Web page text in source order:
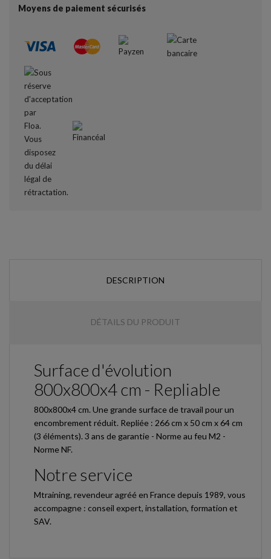
Moyens de paiement sécurisés
DESCRIPTION
DÉTAILS DU PRODUIT
Surface d'évolution
800x800x4 cm - Repliable
800x800x4 cm. Une grande surface de travail pour un
encombrement réduit. Repliée : 266 cm x 50 cm x 64 cm
(3 éléments). 3 ans de garantie - Norme au feu M2 -
Norme NF.
Notre service
Mtraining, revendeur agréé en France depuis 1989, vous
accompagne : conseil expert, installation, formation et
SAV.